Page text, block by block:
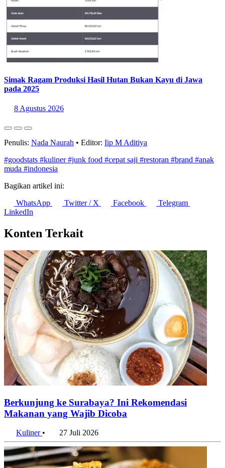
Simak Ragam Produksi Hasil Hutan Bukan Kayu di Jawa
pada 2025
8 Agustus 2026
Penulis: Nada Naurah • Editor: Iip M Aditiya
#goodstats #kuliner#junk food #cepat saji #restoran #brand #anak
muda #indonesia
Bagikan artikel ini:
WhatsApp
Twitter / X Facebook
Telegram
LinkedIn
Konten Terkait
Berkunjung ke Surabaya? Ini Rekomendasi
Makanan yang Wajib Dicoba
Kuliner • 27 Juli 2026